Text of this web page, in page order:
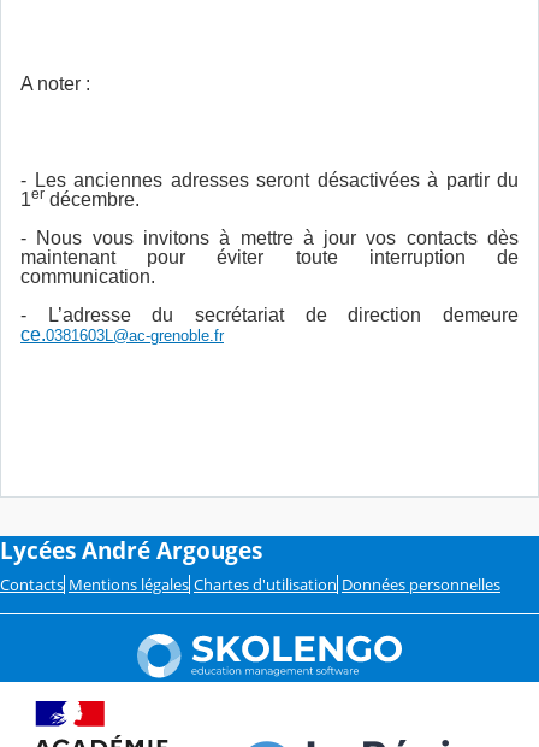
A noter :
- Les anciennes adresses seront désactivées à partir du
1er décembre.
- Nous vous invitons à mettre à jour vos contacts dès
maintenant pour éviter toute interruption de
communication.
- L’adresse du secrétariat de direction demeure
ce.0381603L@ac-grenoble.fr
Lycées André Argouges
Contacts Mentions légales Chartes d'utilisation Données personnelles